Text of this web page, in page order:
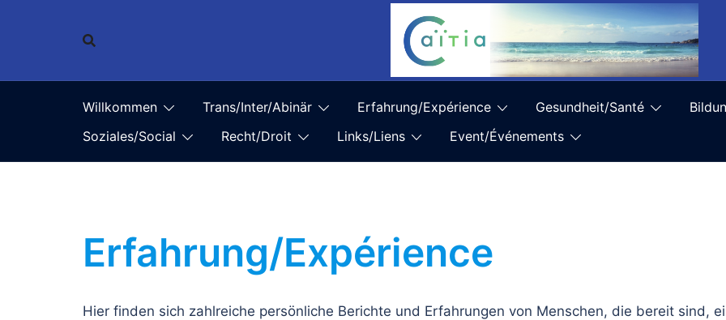
Willkommen Trans/Inter/Abinär Erfahrung/Expérience Gesundheit/Santé
Soziales/Social
Recht/Droit Links/Liens Event/Événements
Erfahrung/Expérience
Hier finden sich zahlreiche persönliche Berichte und Erfahrungen von Menschen, die bereit sind,